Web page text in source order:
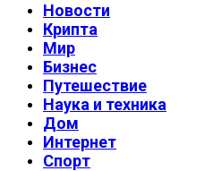
Новости
Крипта
Мир
Бизнес
Путешествие
Наука и техника
Дом
Интернет
Спорт